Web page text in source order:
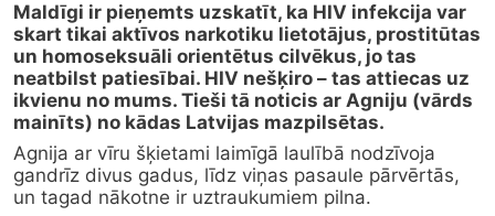
Maldīgi ir pieņemts uzskatīt, ka HIV infekcija var
skart tikai aktīvos narkotiku lietotājus, prostitūtas
un homoseksuāli orientētus cilvēkus, jo tas
neatbilst patiesībai. HIV nešķiro – tas attiecas uz
ikvienu no mums. Tieši tā noticis ar Agniju (vārds
mainīts) no kādas Latvijas mazpilsētas.
Agnija ar vīru šķietami laimīgā laulībā nodzīvoja
gandrīz divus gadus, līdz viņas pasaule pārvērtās,
un tagad nākotne ir uztraukumiem pilna.